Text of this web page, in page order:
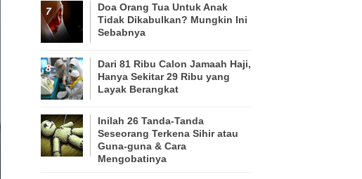
Doa Orang Tua Untuk Anak
Tidak Dikabulkan? Mungkin Ini
Sebabnya
Dari 81 Ribu Calon Jamaah Haji,
Hanya Sekitar 29 Ribu yang
Layak Berangkat
Inilah 26 Tanda-Tanda
Seseorang Terkena Sihir atau
Guna-guna & Cara
Mengobatinya